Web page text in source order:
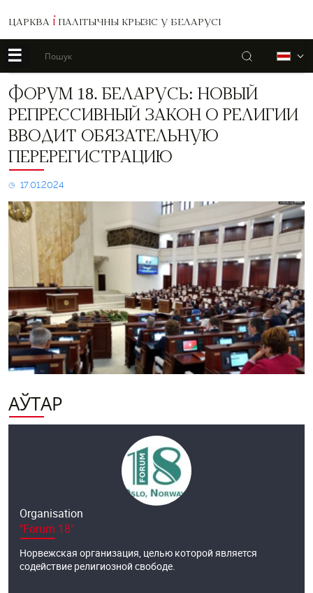
ЦАРКВА І ПАЛІТЫЧНЫ КРЫЗІС У БЕЛАРУСІ
☰ Пошук
Форум
18.
БЕЛАРУСЬ:
Новый
репрессивный
закон
о
религии
обязательную
перерегистрацию
ФОРУМ 18. БЕЛАРУСЬ: НОВЫЙ
РЕПРЕССИВНЫЙ ЗАКОН О РЕЛИГИИ
ВВОДИТ ОБЯЗАТЕЛЬНУЮ
ПЕРЕРЕГИСТРАЦИЮ
17.01.2024
АЎТАР
Organisation
"Forum 18"
Норвежская организация, целью которой является
содействие религиозной свободе.